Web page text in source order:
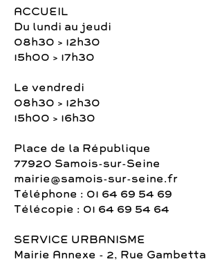
ACCUEIL
Du lundi au jeudi
08h30 > 12h30
15h00 > 17h30
Le vendredi
08h30 > 12h30
15h00 > 16h30
Place de la République
77920 Samois-sur-Seine
mairie@samois-sur-seine.fr
Téléphone : 01 64 69 54 69
Télécopie : 01 64 69 54 64
SERVICE URBANISME
Mairie Annexe - 2, Rue Gambetta